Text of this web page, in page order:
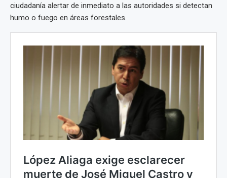
ciudadanía alertar de inmediato a las autoridades si detectan
humo o fuego en áreas forestales.